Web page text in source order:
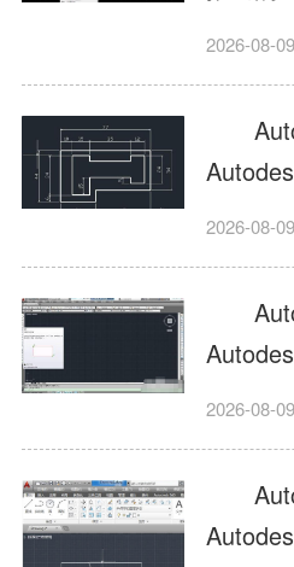
工具
行业
纸标签
协同设
令行智
理，
云扫描
DWG
2026-08-09
CAD制
绘图
维绘
设计
应用于
造、土
多个
畅度与
2026-08-09
图设计
建模
械、
业场
2026-08-09